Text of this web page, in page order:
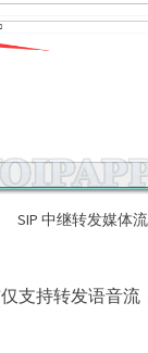
SIP 中继转发媒体
支持转发语音流